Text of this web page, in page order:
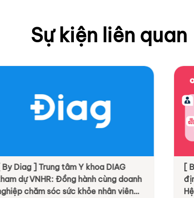
Sự kiện liên quan
tâm Y khoa DIAG
hành cùng doanh
sức khỏe nhân viên
[ By Livwell ]
định nghĩa phúc
Hệ sinh thái Sức